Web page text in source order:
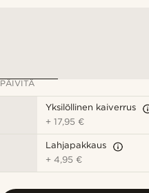
PÄIVITÄ
Yksilöllinen kaiverrus
+17,95 €
Lahjapakkaus
+4,95 €